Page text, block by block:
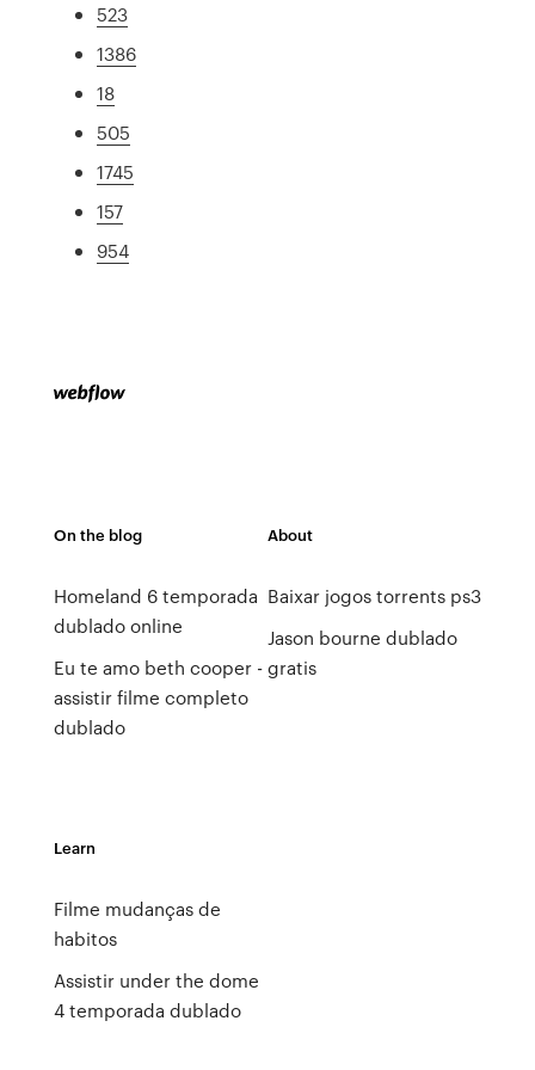
523
1386
18
505
1745
157
954
On the blog
Homeland 6 temporada
dublado online
Eu te amo beth cooper -
assistir filme completo
dublado
About
Baixar jogos torrents ps3
Jason bourne dublado
gratis
Learn
Filme mudanças de
habitos
Assistir under the dome
4 temporada dublado